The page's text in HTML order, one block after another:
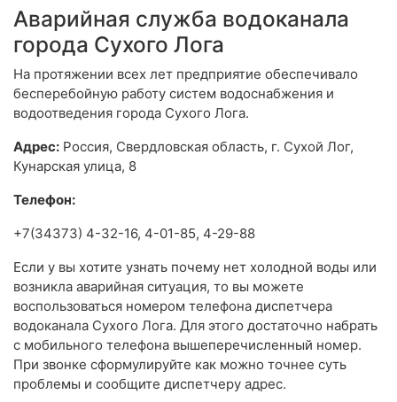
Аварийная служба водоканала
города Сухого Лога
На протяжении всех лет предприятие обеспечивало
бесперебойную работу систем водоснабжения и
водоотведения города Сухого Лога.
Адрес: Россия, Свердловская область, г. Сухой Лог,
Кунарская улица, 8
Телефон:
+7(34373) 4-32-16, 4-01-85, 4-29-88
Если у вы хотите узнать почему нет холодной воды или
возникла аварийная ситуация, то вы можете
воспользоваться номером телефона диспетчера
водоканала Сухого Лога. Для этого достаточно набрать
с мобильного телефона вышеперечисленный номер.
При звонке сформулируйте как можно точнее суть
проблемы и сообщите диспетчеру адрес.